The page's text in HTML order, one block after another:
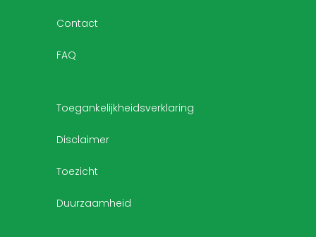
Contact
FAQ
Toegankelijkheidsverklaring
Disclaimer
Toezicht
Duurzaamheid